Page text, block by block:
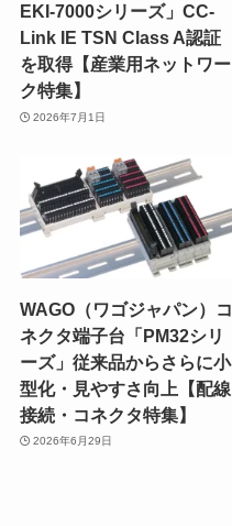
EKI-7000シリーズ」CC-
Link IE TSN Class A認証
を取得【産業用ネットワー
ク特集】
2026年7月1日
WAGO（ワゴジャパン）コ
ネクタ端子台「PM32シリ
ーズ」従来品からさらに小
型化・見やすさ向上【配線
接続・コネクタ特集】
2026年6月29日